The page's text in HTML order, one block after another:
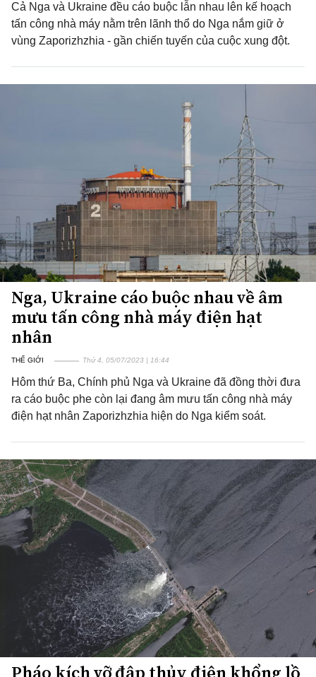
Cả Nga và Ukraine đều cáo buộc lẫn nhau lên kế hoạch
tấn công nhà máy nằm trên lãnh thổ do Nga nắm giữ ở
vùng Zaporizhzhia - gần chiến tuyến của cuộc xung đột.
Nga, Ukraine cáo buộc nhau về âm
mưu tấn công nhà máy điện hạt
nhân
THẾ GIỚI Thứ 4, 05/07/2023 | 16:44
Hôm thứ Ba, Chính phủ Nga và Ukraine đã đồng thời đưa
ra cáo buộc phe còn lại đang âm mưu tấn công nhà máy
điện hạt nhân Zaporizhzhia hiện do Nga kiểm soát.